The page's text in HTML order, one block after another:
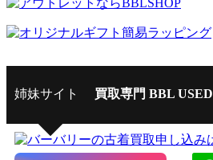
姉妹サイト 買取専門 BBL USED